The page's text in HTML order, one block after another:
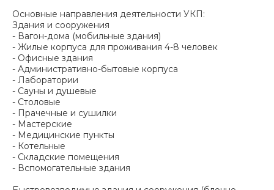
Основные направления деятельности УКП:
Здания и сооружения
- Вагон-дома (мобильные здания)
- Жилые корпуса для проживания 4-8 человек
- Офисные здания
- Административно-бытовые корпуса
- Лаборатории
- Сауны и душевые
- Столовые
- Прачечные и сушилки
- Мастерские
- Медицинские пункты
- Котельные
- Складские помещения
- Вспомогательные здания